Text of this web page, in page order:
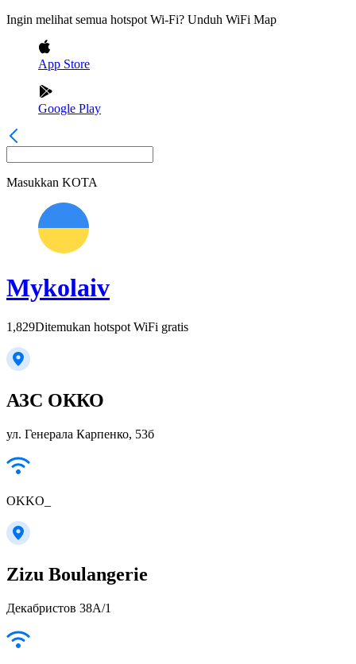
Ingin melihat semua hotspot Wi-Fi? Unduh WiFi Map
App Store
Google Play
Masukkan KOTA
Mykolaiv
1,829Ditemukan hotspot WiFi gratis
АЗС ОККО
ул. Генерала Карпенко, 53б
OKKO_
Zizu Boulangerie
Декабристов 38А/1